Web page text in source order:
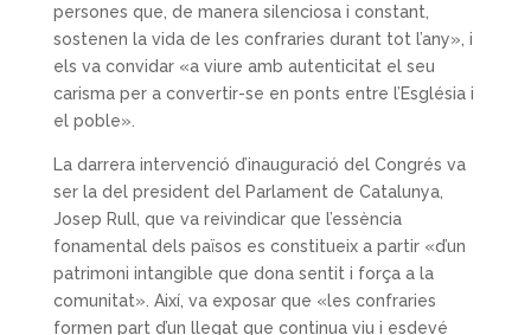
persones que, de manera silenciosa i constant,
sostenen la vida de les confraries durant tot l’any», i
els va convidar «a viure amb autenticitat el seu
carisma per a convertir-se en ponts entre l’Església i
el poble».
La darrera intervenció d’inauguració del Congrés va
ser la del president del Parlament de Catalunya,
Josep Rull, que va reivindicar que l’essència
fonamental dels països es constitueix a partir «d’un
patrimoni intangible que dona sentit i força a la
comunitat». Així, va exposar que «les confraries
formen part d’un llegat que continua viu i esdevé